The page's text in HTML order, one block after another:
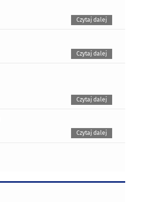
Czytaj dalej
Czytaj dalej
Czytaj dalej
Czytaj dalej